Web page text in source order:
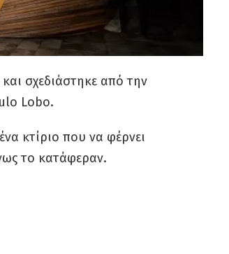
και σχεδιάστηκε από την
Lobo.
κτίριο που να φέρνει
το κατάφεραν.